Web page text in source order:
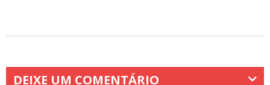
DEIXE UM COMENTÁRIO